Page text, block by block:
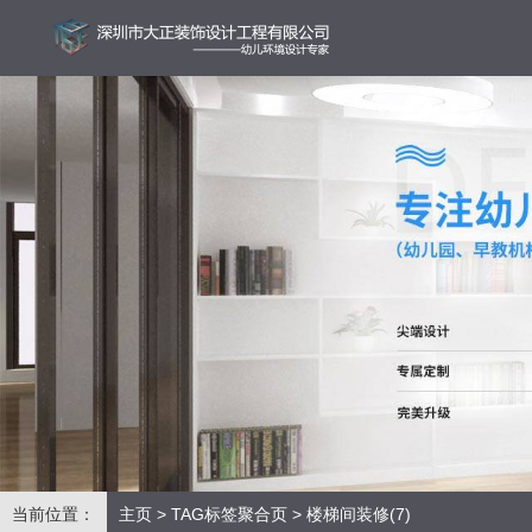
当前位置： 主页 > TAG标签聚合页 > 楼梯间装修(7)